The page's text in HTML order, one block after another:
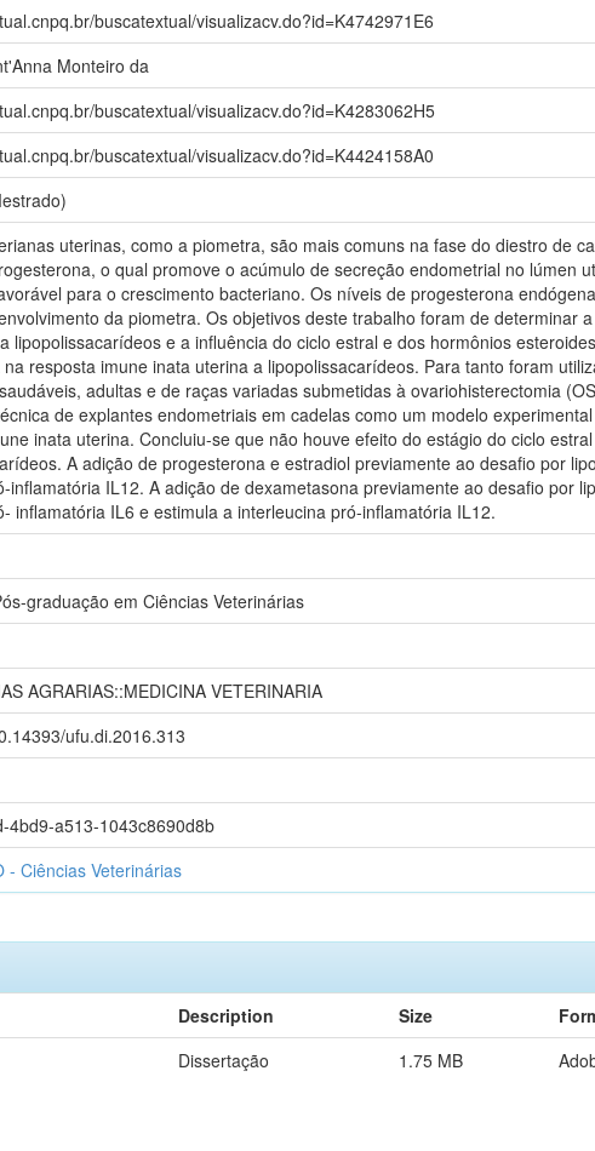
buscatextual/visualizacv.do?id=K4742971E6
Monteiro da
buscatextual/visualizacv.do?id=K4283062H5
buscatextual/visualizacv.do?id=K4424158A0
uterinas, como a piometra, são mais comuns na fase do diestro de
o qual promove o acúmulo de secreção endometrial no lúmen
para o crescimento bacteriano. Os níveis de progesterona
da piometra. Os objetivos deste trabalho foram de determinar
lipopolissacarídeos e a influência do ciclo estral e dos hormônios
resposta imune inata uterina a lipopolissacarídeos. Para tanto foram
adultas e de raças variadas submetidas à ovariohisterectomia
de explantes endometriais em cadelas como um modelo
inata uterina. Concluiu-se que não houve efeito do estágio do ciclo
A adição de progesterona e estradiol previamente ao desafio por
inflamatória IL12. A adição de dexametasona previamente ao desafio por
inflamatória IL6 e estimula a interleucina pró-inflamatória IL12.
graduação em Ciências Veterinárias
AGRARIAS::MEDICINA VETERINARIA
ufu.di.2016.313
4bd9-a513-1043c8690d8b
- Ciências Veterinárias
Description Size
Dissertação 1.75 MB